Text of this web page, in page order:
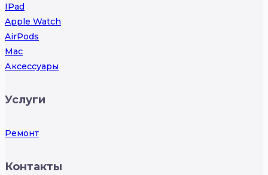
IPad
Apple Watch
AirPods
Mac
Аксессуары
Услуги
Ремонт
Контакты